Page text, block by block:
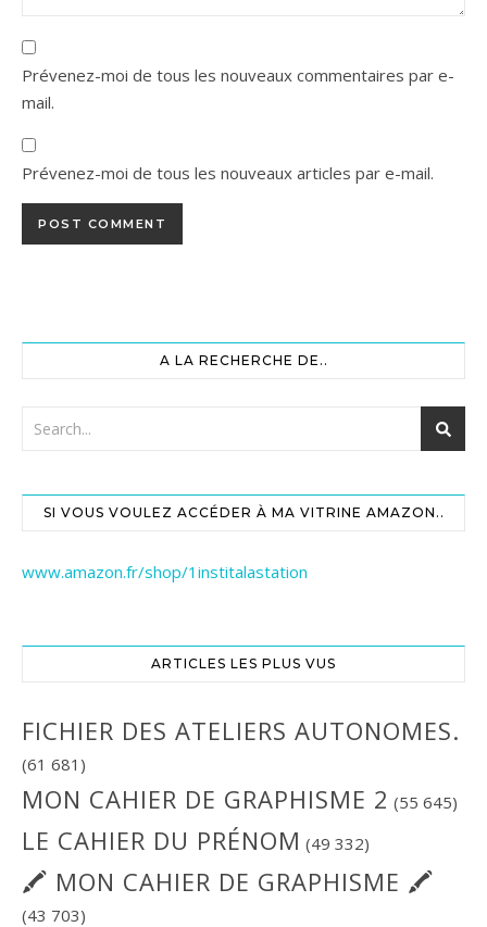
Prévenez-moi de tous les nouveaux commentaires par e-
mail.
Prévenez-moi de tous les nouveaux articles par e-mail.
A LA RECHERCHE DE..
SI VOUS VOULEZ ACCÉDER À MA VITRINE AMAZON..
www.amazon.fr/shop/1institalastation
ARTICLES LES PLUS VUS
FICHIER DES ATELIERS AUTONOMES.
(61 681)
MON CAHIER DE GRAPHISME 2 (55 645)
LE CAHIER DU PRÉNOM (49 332)
🖍 MON CAHIER DE GRAPHISME 🖍
(43 703)